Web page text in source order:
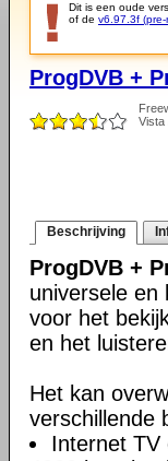
Dit is een oude
of de v6.97.3f
ProgDVB +
Vista
Beschrijving
ProgDVB +
universele en
voor het
en het
Het kan
verschillende
Internet TV